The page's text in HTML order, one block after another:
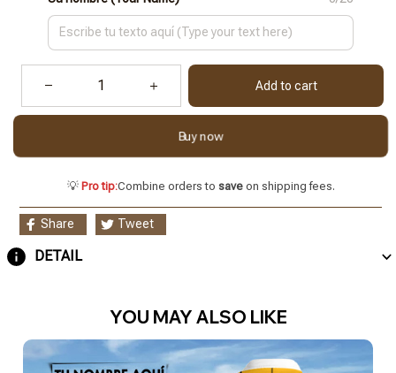
Add to cart
Buy now
💡 Pro tip:Combine orders to saveon shipping fees.
Share Tweet
DETAIL
YOU MAY ALSO LIKE